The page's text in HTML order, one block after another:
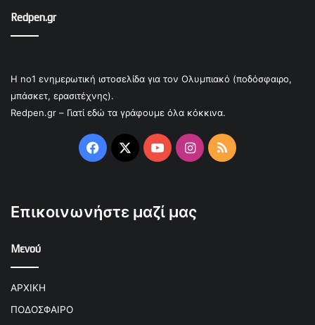
Redpen.gr
Η no1 ενημερωτική ιστοσελίδα για τον Ολυμπιακό (ποδόσφαιρο,
μπάσκετ, ερασιτέχνης).
Redpen.gr – Γιατί εδώ τα γράφουμε όλα κόκκινα.
Facebook
X YouTubeInstagram
RSS
Επικοινωνήστε μαζί μας
Μενού
ΑΡΧΙΚΗ
ΠΟΔΟΣΦΑΙΡΟ